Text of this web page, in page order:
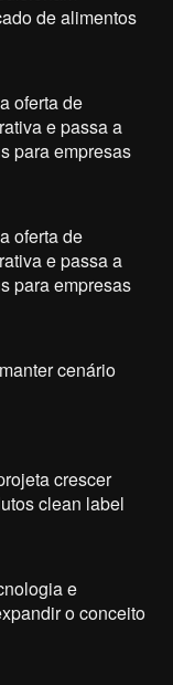
de alimentos
oferta de
e passa a
para empresas
oferta de
e passa a
para empresas
cenário
crescer
clean label
e
o conceito